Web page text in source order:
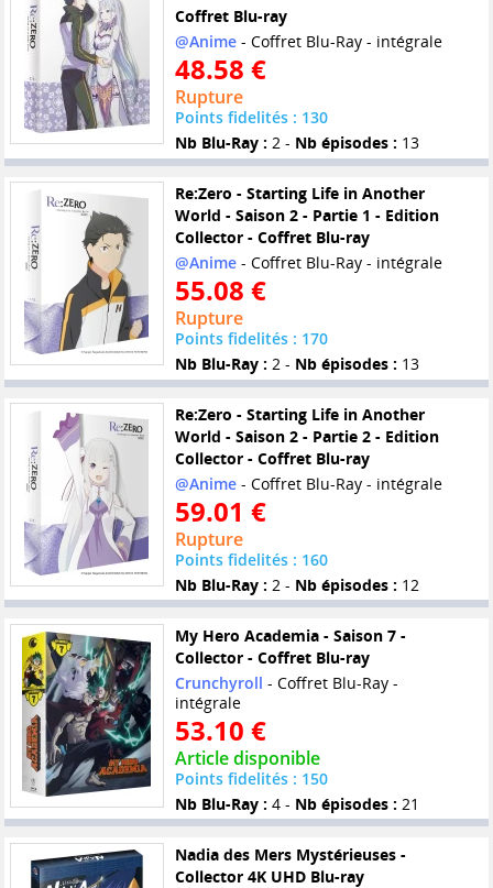
Coffret Blu-ray
@Anime- Coffret Blu-Ray - intégrale
48.58 €
Rupture
Points fidelités : 130
Nb Blu-Ray : 2 - Nb épisodes : 13
Re:Zero - Starting Life in Another
World - Saison 2 - Partie 1 - Edition
Collector - Coffret Blu-ray
@Anime- Coffret Blu-Ray - intégrale
55.08 €
Rupture
Points fidelités : 170
Nb Blu-Ray : 2 - Nb épisodes : 13
Re:Zero - Starting Life in Another
World - Saison 2 - Partie 2 - Edition
Collector - Coffret Blu-ray
@Anime- Coffret Blu-Ray - intégrale
59.01 €
Rupture
Points fidelités : 160
Nb Blu-Ray : 2 - Nb épisodes : 12
My Hero Academia - Saison 7 -
Collector - Coffret Blu-ray
Crunchyroll - Coffret Blu-Ray -
intégrale
53.10 €
Article disponible
Points fidelités : 150
Nb Blu-Ray : 4 - Nb épisodes : 21
Nadia des Mers Mystérieuses -
Collector 4K UHD Blu-ray